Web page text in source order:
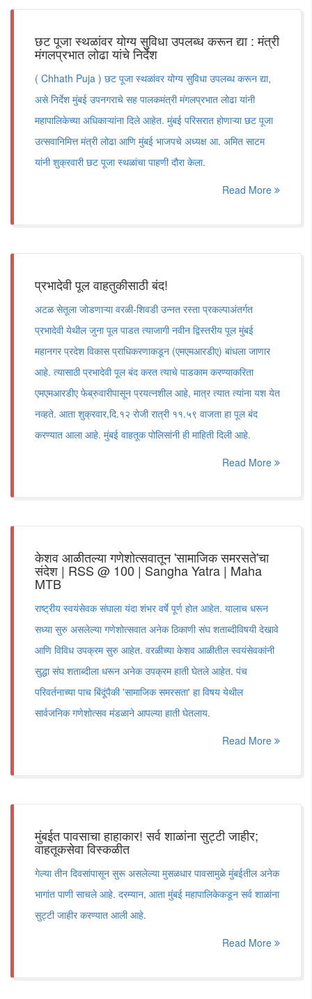
छट पूजा स्थळांवर योग्य सुविधा उपलब्ध करून द्या : मंत्री
मंगलप्रभात लोढा यांचे निर्देश
( Chhath Puja ) छट पूजा स्थळांवर योग्य सुविधा उपलब्ध करून द्या,
असे निर्देश मुंबई उपनगराचे सह पालकमंत्री मंगलप्रभात लोढा यांनी
महापालिकेच्या अधिकाऱ्यांना दिले आहेत. मुंबई परिसरात होणाऱ्या छट पूजा
उत्सवानिमित्त मंत्री लोढा आणि मुंबई भाजपचे अध्यक्ष आ. अमित साटम
यांनी शुक्रवारी छट पूजा स्थळांचा पाहणी दौरा केला.
Read More
प्रभादेवी पूल वाहतुकीसाठी बंद!
अटळ सेतूला जोडणाऱ्या वरळी-शिवडी उन्नत रस्ता प्रकल्पाअंतर्गत
प्रभादेवी येथील जुना पूल पाडत त्याजागी नवीन द्विस्तरीय पूल मुंबई
महानगर प्रदेश विकास प्राधिकरणाकडून (एमएमआरडीए) बांधला जाणार
आहे. त्यासाठी प्रभादेवी पूल बंद करत त्याचे पाडकाम करण्याकरिता
एमएमआरडीए फेब्रुवारीपासून प्रयत्नशील आहे, मात्र त्यात त्यांना यश येत
नव्हते. आता शुक्रवार,दि.१२ रोजी रात्री ११.५९ वाजता हा पूल बंद
करण्यात आला आहे. मुंबई वाहतूक पोलिसांनी ही माहिती दिली आहे.
Read More
केशव आळीतल्या गणेशोत्सवातून 'सामाजिक समरसते'चा
संदेश | RSS @ 100 | Sangha Yatra | Maha
MTB
राष्ट्रीय स्वयंसेवक संघाला यंदा शंभर वर्षे पूर्ण होत आहेत. यालाच धरून
सध्या सुरु असलेल्या गणेशोत्सवात अनेक ठिकाणी संघ शताब्दीविषयी देखावे
आणि विविध उपक्रम सुरु आहेत. वरळीच्या केशव आळीतील स्वयंसेवकांनी
सुद्धा संघ शताब्दीला धरून अनेक उपक्रम हाती घेतले आहेत. पंच
परिवर्तनाच्या पाच बिंदूंपैकी 'सामाजिक समरसता' हा विषय येथील
सार्वजनिक गणेशोत्सव मंडळाने आपल्या हाती घेतलाय.
Read More
मुंबईत पावसाचा हाहाकार! सर्व शाळांना सुट्टी जाहीर;
वाहतूकसेवा विस्कळीत
गेल्या तीन दिवसांपासून सुरू असलेल्या मुसळधार पावसामुळे मुंबईतील अनेक
भागांत पाणी साचले आहे. दरम्यान, आता मुंबई महापालिकेकडून सर्व शाळांना
सुट्टी जाहीर करण्यात आली आहे.
Read More